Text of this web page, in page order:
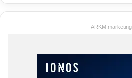
ARKM.marketing